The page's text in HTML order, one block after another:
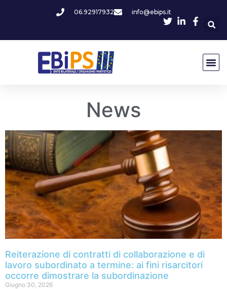
06.92917932 info@ebips.it
News
Reiterazione di contratti di collaborazione e di
lavoro subordinato a termine: ai fini risarcitori
occorre dimostrare la subordinazione
Giugno 30, 2026